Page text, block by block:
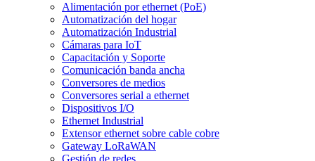
Alimentación por ethernet (PoE)
Automatización del hogar
Automatización Industrial
Cámaras para IoT
Capacitación y Soporte
Comunicación banda ancha
Conversores de medios
Conversores serial a ethernet
Dispositivos I/O
Ethernet Industrial
Extensor ethernet sobre cable cobre
Gateway LoRaWAN